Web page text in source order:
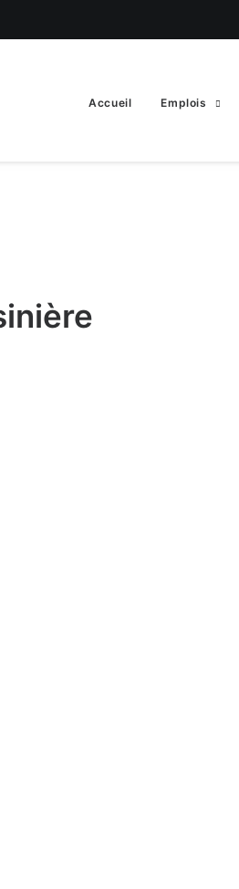
Accueil Emplois